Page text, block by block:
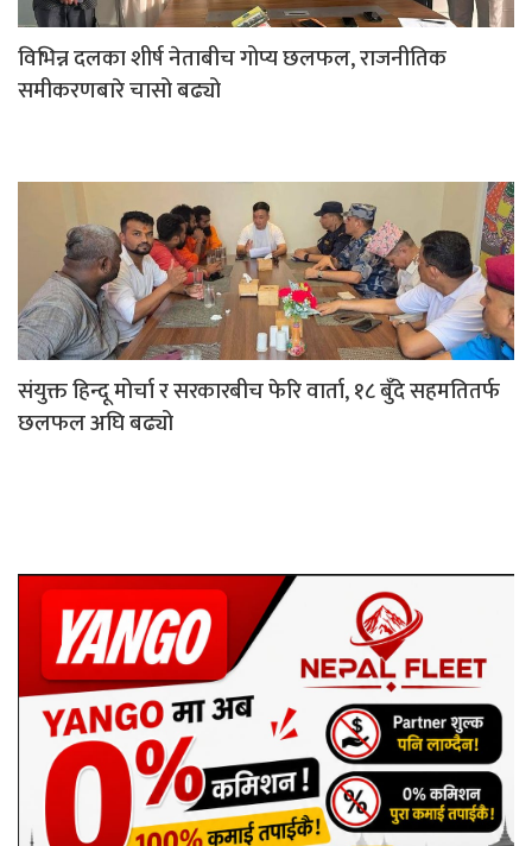
विभिन्न दलका शीर्ष नेताबीच गोप्य छलफल, राजनीतिक
समीकरणबारे चासो बढ्यो
संयुक्त हिन्दू मोर्चा र सरकारबीच फेरि वार्ता, १८ बुँदे सहमतितर्फ
छलफल अघि बढ्यो